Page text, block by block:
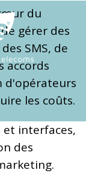
du
gérer des
SMS, de
accords
d'opérateurs
les coûts.
et interfaces,
des